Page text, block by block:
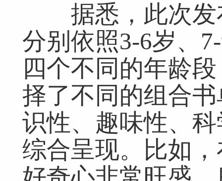
据悉，此次发
分别依照3-6岁、
四个不同的年龄
择了不同的组合
识性、趣味性、
综合呈现。比如